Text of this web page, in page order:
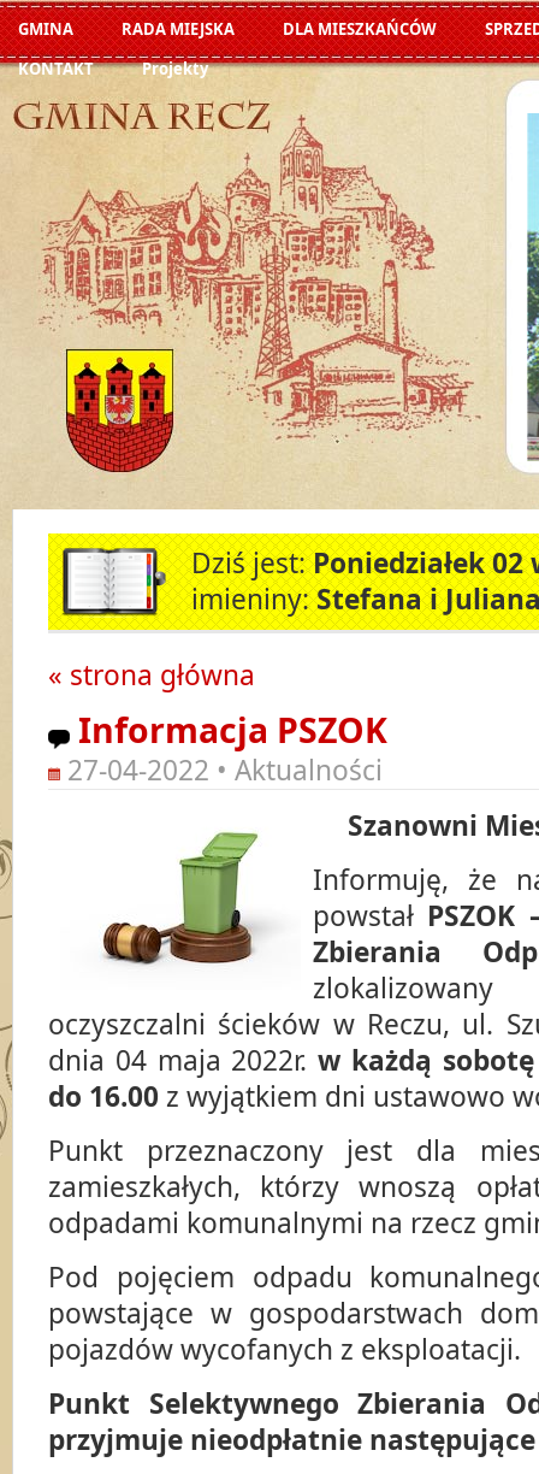
GMINA RADA MIEJSKA DLA MIESZKAŃCÓW
KONTAKT
Projekty
Dziś jest:Poniedziałek 02
imieniny:Stefana i
« strona główna
Informacja PSZOK
27-04-2022 • Aktualności
Szanowni
Informuję, że
powstał
Zbierania
oczyszczalni ścieków w Reczu, ul.
dnia 04 maja 2022r.w każdą
do 16.00 z wyjątkiem dni ustawowo
Punkt przeznaczony jest dla
zamieszkałych, którzy wnoszą
odpadami komunalnymi na rzecz
Pod pojęciem odpadu
powstające w gospodarstwach
pojazdów wycofanych z eksploatacji.
Punkt Selektywnego Zbierania
przyjmuje nieodpłatnie